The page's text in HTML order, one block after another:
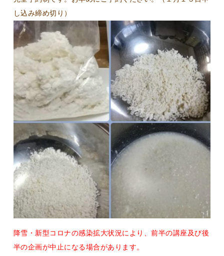
し込み締め切り）
降雪・新型コロナの感染拡大状況により、前半の講座及び後
半の企画が中止になる場合があります。